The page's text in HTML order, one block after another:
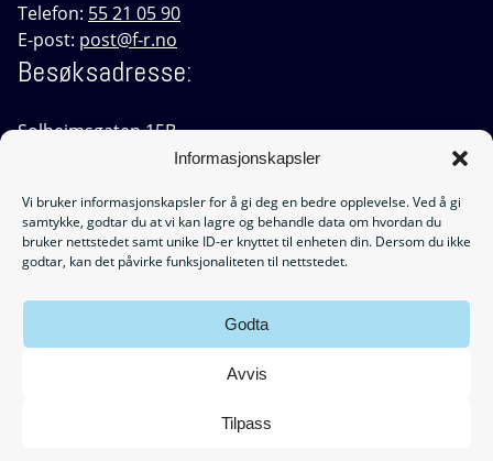
Informasjonskapsler
Vi bruker informasjonskapsler for å gi deg en bedre opplevelse. Ved å gi
samtykke, godtar du at vi kan lagre og behandle data om hvordan du
bruker nettstedet samt unike ID-er knyttet til enheten din. Dersom du ikke
godtar, kan det påvirke funksjonaliteten til nettstedet.
Godta
Avvis
Tilpass
Telefon: 55 21 05 90
E-post: post@f-r.no
Besøksadresse:
Solheimsgaten 15B,
Ledige stillinger:
Utforsk muligheten til å bli en del av teamet vårt! Her
finner du alle våre
ledige stillinger.
Medlem av Revisorforening
Personvernerklæring